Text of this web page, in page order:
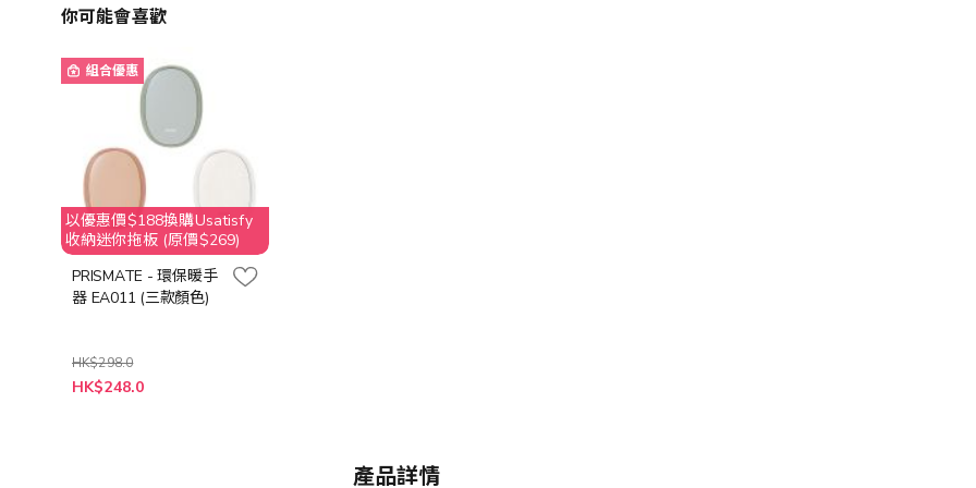
你可能會喜歡
組合優惠
以優惠價$188換購Usatisfy
收納迷你拖板 (原價$269)
PRISMATE - 環保暖手
器 EA011 (三款顏色)
HK$298.0
HK$248.0
產品詳情